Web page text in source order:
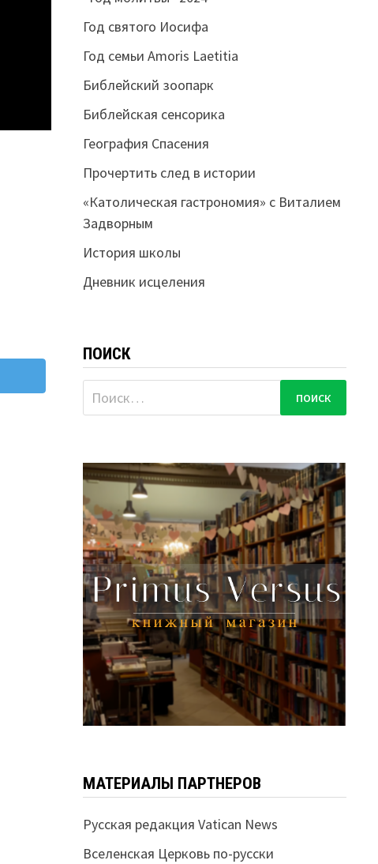
Год святого Иосифа
Год семьи Amoris Laetitia
Библейский зоопарк
Библейская сенсорика
География Спасения
Прочертить след в истории
«Католическая гастрономия» с Виталием
Задворным
История школы
Дневник исцеления
ПОИСК
Найти:
МАТЕРИАЛЫ ПАРТНЕРОВ
Русская редакция Vatican News
Вселенская Церковь по-русски